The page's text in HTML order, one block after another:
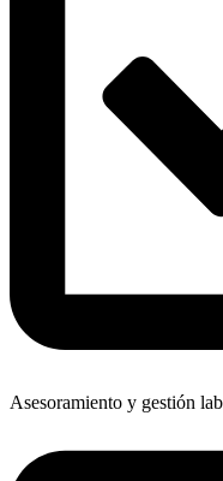
Asesoramiento y gestión